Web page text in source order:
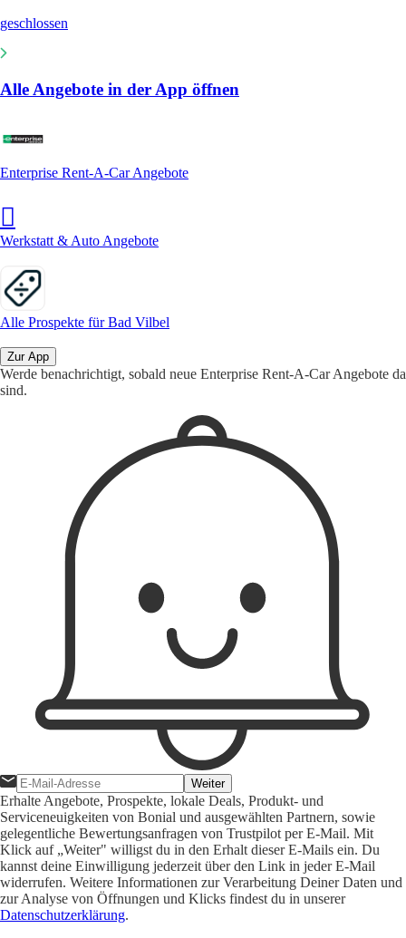
geschlossen
Alle Angebote in der App öffnen
Enterprise Rent-A-Car Angebote
Werkstatt & Auto Angebote
Alle Prospekte für Bad Vilbel
Zur App
Werde benachrichtigt, sobald neue Enterprise Rent-A-Car Angebote da
sind.
Weiter
Erhalte Angebote, Prospekte, lokale Deals, Produkt- und
Serviceneuigkeiten von Bonial und ausgewählten Partnern, sowie
gelegentliche Bewertungsanfragen von Trustpilot per E-Mail. Mit
Klick auf „Weiter" willigst du in den Erhalt dieser E-Mails ein. Du
kannst deine Einwilligung jederzeit über den Link in jeder E-Mail
widerrufen. Weitere Informationen zur Verarbeitung Deiner Daten und
zur Analyse von Öffnungen und Klicks findest du in unserer
Datenschutzerklärung.